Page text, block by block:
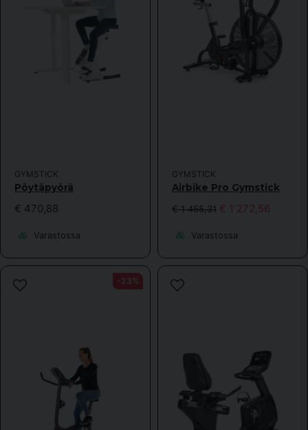
Kyllä, voitte julkaista kysymykseni.
GYMSTICK
Pöytäpyörä
€ 470,88
Varastossa
GYMSTICK
Airbike Pro Gymstick
€ 1 455,31 € 1 272,56
Varastossa
-23%